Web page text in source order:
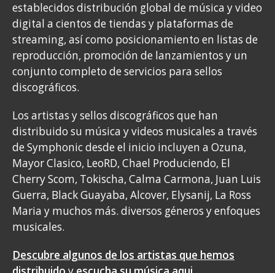
establecidos distribución global de música y video
digital a cientos de tiendas y plataformas de
streaming, así como posicionamiento en listas de
reproducción, promoción de lanzamientos y un
conjunto completo de servicios para sellos
discográficos.
Los artistas y sellos discográficos que han
distribuido su música y videos musicales a través
de Symphonic desde el inicio incluyen a Ozuna,
Mayor Clasico, LeoRD, Chael Produciendo, El
Cherry Scom, Tokischa, Calma Carmona, Juan Luis
Guerra, Black Guayaba, Alcover, Elysanij, La Ross
Maria y muchos más. diversos géneros y enfoques
musicales.
Descubre algunos de los artistas que hemos